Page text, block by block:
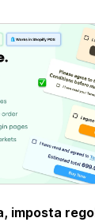
imposta